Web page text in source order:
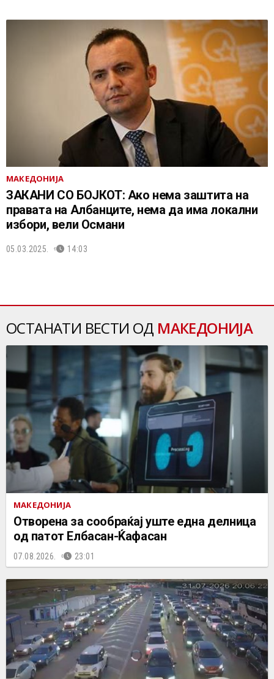
МАКЕДОНИЈА
ЗАКАНИ СО БОЈКОТ: Ако нема заштита на
правата на Албанците, нема да има локални
избори, вели Османи
05.03.2025. 14:03
ОСТАНАТИ ВЕСТИ ОД МАКЕДОНИЈА
МАКЕДОНИЈА
Отворена за сообраќај уште една делница
од патот Елбасан-Ќафасан
07.08.2026. 23:01